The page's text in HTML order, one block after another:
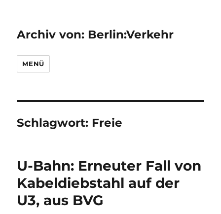
Archiv von: Berlin:Verkehr
MENÜ
Schlagwort: Freie
U-Bahn: Erneuter Fall von
Kabeldiebstahl auf der
U3, aus BVG